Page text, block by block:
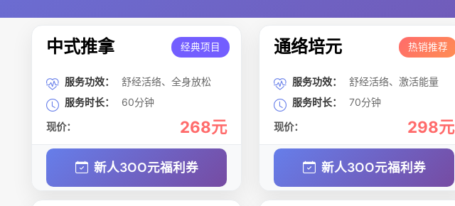
中式推拿 经典项目
服务功效：
舒经活络、全身放松
服务时长：
60分钟
现价： 268元
新人3OO元福利券
通络培元 热销推荐
服务功效：
舒经活络、激活能量
服务时长：
70分钟
现价： 298元
新人3OO元福利券